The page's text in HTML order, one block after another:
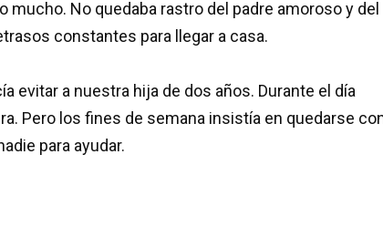
mucho. No quedaba rastro del padre amoroso y del
constantes para llegar a casa.
evitar a nuestra hija de dos años. Durante el día
Pero los fines de semana insistía en quedarse
para ayudar.